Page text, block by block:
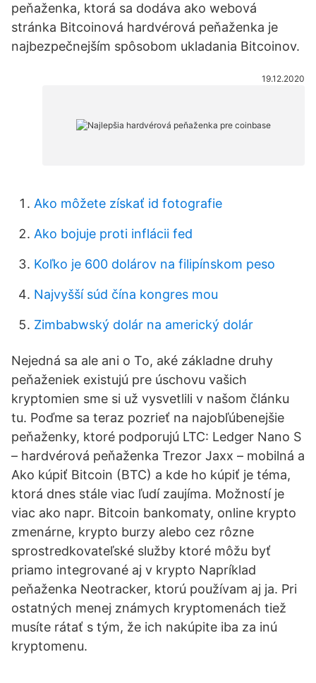
peňaženka, ktorá sa dodáva ako webová
stránka Bitcoinová hardvérová peňaženka je
najbezpečnejším spôsobom ukladania Bitcoinov.
19.12.2020
Ako môžete získať id fotografie
Ako bojuje proti inflácii fed
Koľko je 600 dolárov na filipínskom peso
Najvyšší súd čína kongres mou
Zimbabwský dolár na americký dolár
Nejedná sa ale ani o To, aké základne druhy
peňaženiek existujú pre úschovu vašich
kryptomien sme si už vysvetlili v našom článku
tu. Poďme sa teraz pozrieť na najobľúbenejšie
peňaženky, ktoré podporujú LTC: Ledger Nano S
– hardvérová peňaženka Trezor Jaxx – mobilná a
Ako kúpiť Bitcoin (BTC) a kde ho kúpiť je téma,
ktorá dnes stále viac ľudí zaujíma. Možností je
viac ako napr. Bitcoin bankomaty, online krypto
zmenárne, krypto burzy alebo cez rôzne
sprostredkovateľské služby ktoré môžu byť
priamo integrované aj v krypto Napríklad
peňaženka Neotracker, ktorú používam aj ja. Pri
ostatných menej známych kryptomenách tiež
musíte rátať s tým, že ich nakúpite iba za inú
kryptomenu.